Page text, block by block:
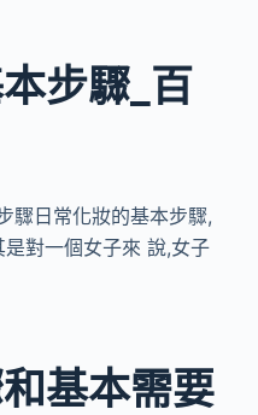
步驟_百
驟日常化妝的基本步驟,
對一個女子來 說,女子
基本需要